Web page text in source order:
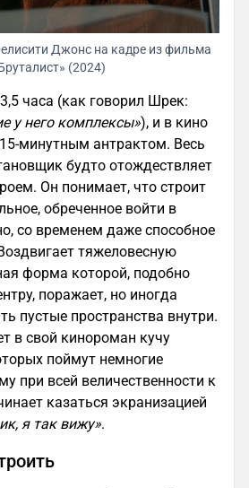
Джонс на кадре из фильма
(2024)
часа (как говорил Шрек:
у него комплексы»), и в кино
минутным антрактом. Весь
будто отождествляет
Он понимает, что строит
обреченное войти в
со временем даже способное
тяжеловесную
форма которой, подобно
поражает, но иногда
пустые пространства внутри.
в свой кинороман кучу
поймут немногие
при всей величественности к
казаться экранизацией
я так вижу».